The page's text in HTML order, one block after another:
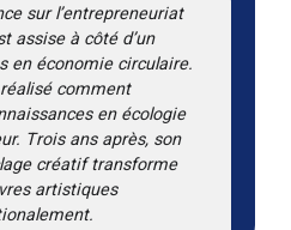
sur l’entrepreneuriat
assise à côté d’un
en économie circulaire.
comment
en écologie
Trois ans après, son
créatif transforme
artistiques